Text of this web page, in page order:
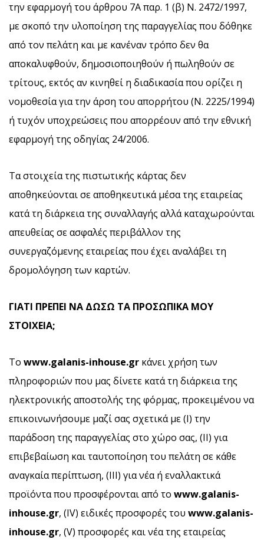
την εφαρμογή του άρθρου 7Α παρ. 1 (β) Ν. 2472/1997,
με σκοπό την υλοποίηση της παραγγελίας που δόθηκε
από τον πελάτη και με κανέναν τρόπο δεν θα
αποκαλυφθούν, δημοσιοποιηθούν ή πωληθούν σε
τρίτους, εκτός αν κινηθεί η διαδικασία που ορίζει η
νομοθεσία για την άρση του απορρήτου (Ν. 2225/1994)
ή τυχόν υποχρεώσεις που απορρέουν από την εθνική
εφαρμογή της οδηγίας 24/2006.
Τα στοιχεία της πιστωτικής κάρτας δεν
αποθηκεύονται σε αποθηκευτικά μέσα της εταιρείας
κατά τη διάρκεια της συναλλαγής αλλά καταχωρούνται
απευθείας σε ασφαλές περιβάλλον της
συνεργαζόμενης εταιρείας που έχει αναλάβει τη
δρομολόγηση των καρτών.
ΓΙΑΤΙ ΠΡΕΠΕΙ ΝΑ ΔΩΣΩ ΤΑ ΠΡΟΣΩΠΙΚΑ ΜΟΥ
ΣΤΟΙΧΕΙΑ;
Το www.galanis-inhouse.gr κάνει χρήση των
πληροφοριών που μας δίνετε κατά τη διάρκεια της
ηλεκτρονικής αποστολής της φόρμας, προκειμένου να
επικοινωνήσουμε μαζί σας σχετικά με (I) την
παράδοση της παραγγελίας στο χώρο σας, (ΙΙ) για
επιβεβαίωση και ταυτοποίηση του πελάτη σε κάθε
αναγκαία περίπτωση, (ΙΙΙ) για νέα ή εναλλακτικά
προϊόντα που προσφέρονται από το www.galanis-
inhouse.gr, (IV) ειδικές προσφορές του www.galanis-
inhouse.gr, (V) προσφορές και νέα της εταιρείας